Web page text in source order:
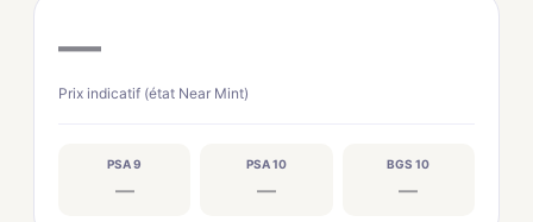
—
Prix indicatif (état Near Mint)
PSA 9
—
PSA 10
—
BGS 10
—